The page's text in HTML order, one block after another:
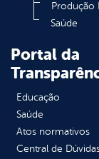
Produção
Saúde
Portal da
Educação
Saúde
Atos normativos
Central de